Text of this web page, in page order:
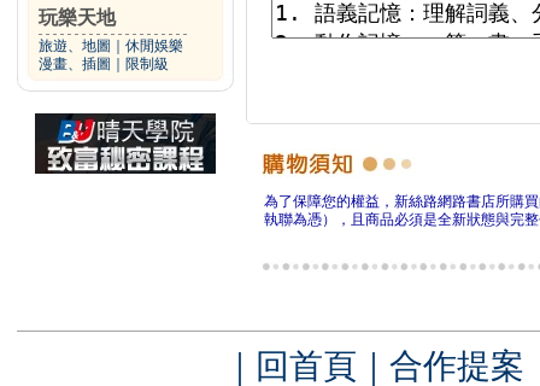
玩樂天地
旅遊、地圖
休閒娛樂
漫畫、插圖
限制級
為了保障您的權益，新絲路網路書店所購
執聯為憑），且商品必須是全新狀態與完
｜ 回首頁 ｜ 合作提案